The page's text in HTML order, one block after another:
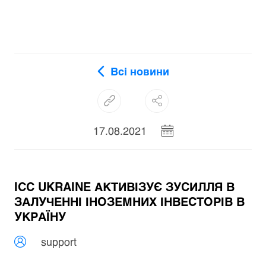
Всі новини
17.08.2021
ICC UKRAINE АКТИВІЗУЄ ЗУСИЛЛЯ В
ЗАЛУЧЕННІ ІНОЗЕМНИХ ІНВЕСТОРІВ В
УКРАЇНУ
support